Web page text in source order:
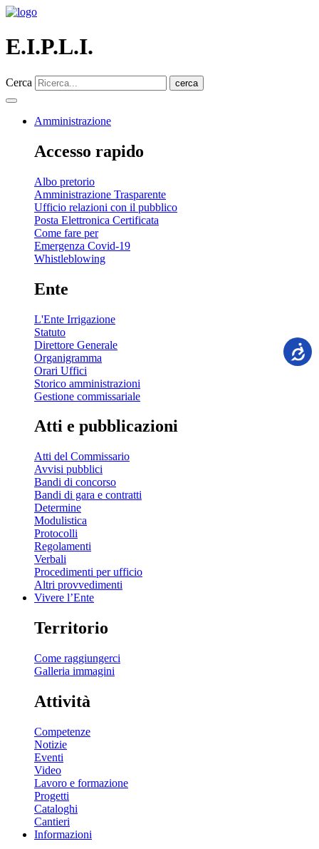
E.I.P.L.I.
Cerca cerca
Amministrazione
Accesso rapido
Albo pretorio
Amministrazione Trasparente
Ufficio relazioni con il pubblico
Posta Elettronica Certificata
Come fare per
Emergenza Covid-19
Whistleblowing
Ente
L'Ente Irrigazione
Statuto
Direttore Generale
Organigramma
Orari Uffici
Storico amministrazioni
Gestione commissariale
Atti e pubblicazioni
Atti del Commissario
Avvisi pubblici
Bandi di concorso
Bandi di gara e contratti
Determine
Modulistica
Protocolli
Regolamenti
Verbali
Procedimenti per ufficio
Altri provvedimenti
Vivere l’Ente
Territorio
Come raggiungerci
Galleria immagini
Attività
Competenze
Notizie
Eventi
Video
Lavoro e formazione
Progetti
Cataloghi
Cantieri
Informazioni